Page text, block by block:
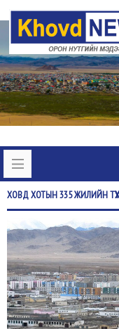
ХОВДХОТЫН 335 ЖИЛИЙН